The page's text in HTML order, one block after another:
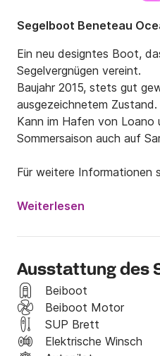
Segelboot Beneteau
Ein neu designtes Boot,
Segelvergnügen vereint.
Baujahr 2015, stets gut
ausgezeichnetem Zustand.
Kann im Hafen von Loano
Sommersaison auch auf
Für weitere Informationen
Weiterlesen
Ausstattung des
Beiboot
Beiboot Motor
SUP Brett
Elektrische Winsch